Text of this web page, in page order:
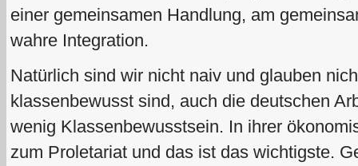
einer gemeinsamen Handlung, am
wahre Integration.
Natürlich sind wir nicht naiv und glauben
klassenbewusst sind, auch die deutschen
wenig Klassenbewusstsein. In ihrer
zum Proletariat und das ist das wichtigste.